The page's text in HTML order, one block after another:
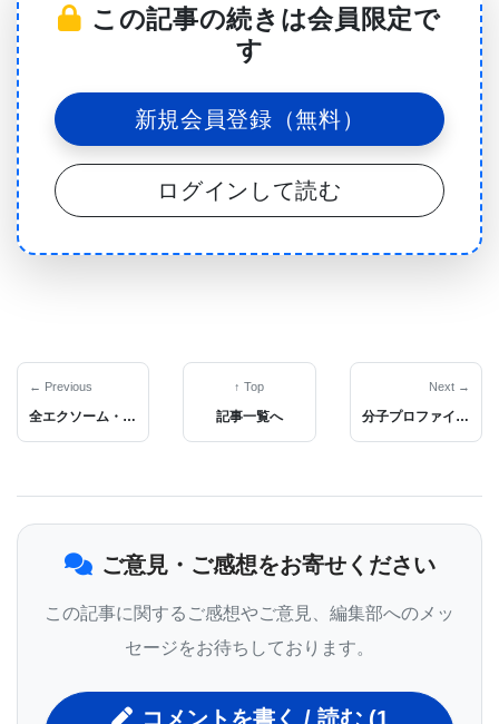
て、体内での酸素の使用に由来し、修復作用を阻害
する副産物の産生を防ぐ事に役立つ。二つ目は、脂
溶性の性質により、細胞膜内に潜り込む事が出来る
ので、フリーラジカルからの攻撃を防ぐ事が出来
る。三つ目は、細胞膜の主要成分であるリン脂質を
保持するのに役立つため、損傷部位を修復する機能
を促進する。例えば、運動をすると細胞の動力室で
る。運動の物理的な力が細胞膜を損傷するのであ
る。ビタミンEは酸化物質の攻撃を受けても、細胞
ーラジカルを生成する過酸化水素を使用して運動時
の状態をモデル化したところ、骨格筋細胞の損傷は
ビタミンEを投与しなければ治癒しないことが明ら
かになった。
この記事の続きは会員限定で
す
新規会員登録（無料）
ログインして読む
← Previous
全エクソーム・シーケンシングによって代謝性疾患の原因を突き止めることが可能である
↑ Top
記事一覧へ
Next →
分子プロファイリングによって明らかになった原発および再発卵巣ガンの違い
ご意見・ご感想をお寄せください
この記事に関するご感想やご意見、編集部へのメッ
セージをお待ちしております。
コメントを書く / 読む (1